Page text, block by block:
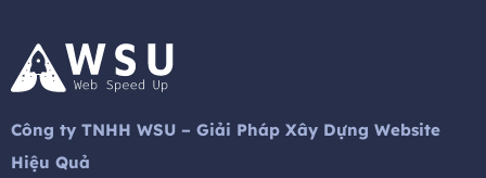
Công ty TNHH WSU – Giải Pháp Xây Dựng Website
Hiệu Quả